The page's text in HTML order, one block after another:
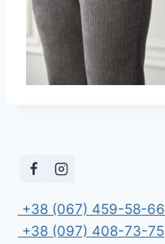
+38 (067) 459-58-66
+38 (097) 408-73-75